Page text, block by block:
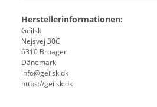
Herstellerinformationen:
Geilsk
Nejsvej 30C
6310 Broager
Dänemark
info@geilsk.dk
https://geilsk.dk